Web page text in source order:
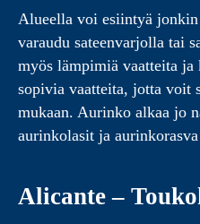
Alueella voi esiintyä
varaudu sateenvarjolla tai
myös lämpimiä vaatteita ja
sopivia vaatteita, jotta voit
mukaan. Aurinko alkaa jo
aurinkolasit ja
Alicante –